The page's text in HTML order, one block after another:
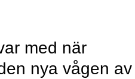
med när
nya vågen av